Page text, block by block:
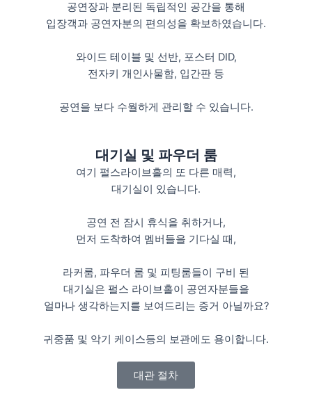
공연장과 분리된 독립적인 공간을 통해
입장객과 공연자분의 편의성을 확보하였습니다.
와이드 테이블 및 선반, 포스터 DID,
전자키 개인사물함, 입간판 등
공연을 보다 수월하게 관리할 수 있습니다.
대기실 및 파우더 룸
여기 펄스라이브홀의 또 다른 매력,
대기실이 있습니다.
공연 전 잠시 휴식을 취하거나,
먼저 도착하여 멤버들을 기다실 때,
라커룸, 파우더 룸 및 피팅룸들이 구비 된
대기실은 펄스 라이브홀이 공연자분들을
얼마나 생각하는지를 보여드리는 증거 아닐까요?
귀중품 및 악기 케이스등의 보관에도 용이합니다.
대관 절차